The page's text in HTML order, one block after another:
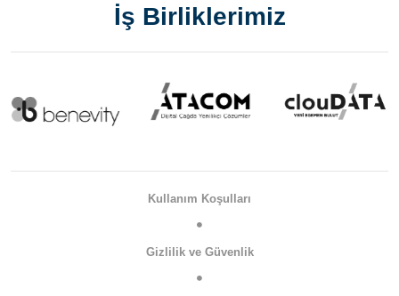
İş Birliklerimiz
Kullanım Koşulları
Gizlilik ve Güvenlik